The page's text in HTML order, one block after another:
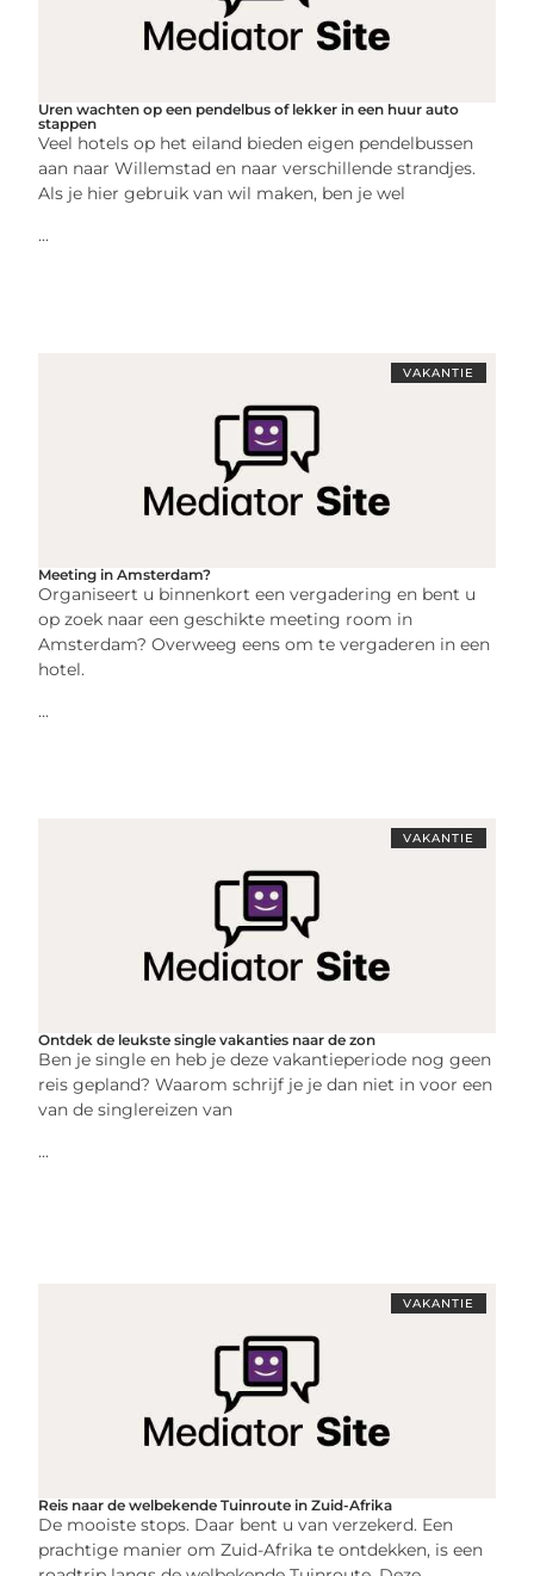
Uren wachten op een pendelbus of lekker in een huur auto
stappen
Veel hotels op het eiland bieden eigen pendelbussen
aan naar Willemstad en naar verschillende strandjes.
Als je hier gebruik van wil maken, ben je wel
...
VAKANTIE
Meeting in Amsterdam?
Organiseert u binnenkort een vergadering en bent u
op zoek naar een geschikte meeting room in
Amsterdam? Overweeg eens om te vergaderen in een
hotel.
...
VAKANTIE
Ontdek de leukste single vakanties naar de zon
Ben je single en heb je deze vakantieperiode nog geen
reis gepland? Waarom schrijf je je dan niet in voor een
van de singlereizen van
...
VAKANTIE
Reis naar de welbekende Tuinroute in Zuid-Afrika
De mooiste stops. Daar bent u van verzekerd. Een
prachtige manier om Zuid-Afrika te ontdekken, is een